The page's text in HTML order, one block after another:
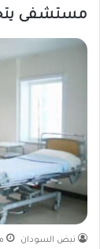
مستشفى
نبض السودان